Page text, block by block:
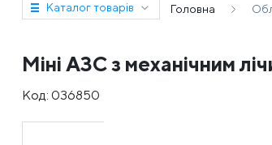
Каталог товарів Головна
Міні АЗС з механічним
Код: 036850